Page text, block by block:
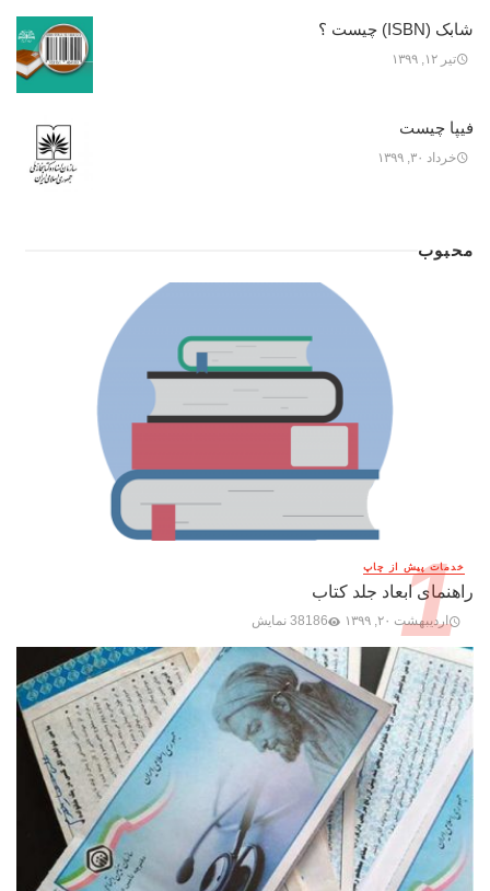
شابک (ISBN) چیست ؟
تیر ۱۲, ۱۳۹۹
فیپا چیست
خرداد ۳۰, ۱۳۹۹
محبوب
خدمات پیش از چاپ
راهنمای ابعاد جلد کتاب
اردیبهشت ۲۰, ۱۳۹۹ 38186 نمایش